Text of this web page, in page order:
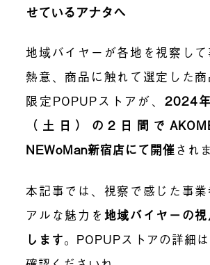
せているアナタへ
地域バイヤーが各地を視察し
熱意、商品に触れて選定した
限定POPUPストアが、 2024
（土日）の2日間で
NEWoMan新宿店にて開催され
本記事では、視察で感じた事
アルな魅力を 地域バイヤーの
します。POPUPストアの詳細は